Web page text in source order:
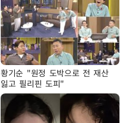
황기순 "원정 도박으로 전 재산
잃고 필리핀 도피"